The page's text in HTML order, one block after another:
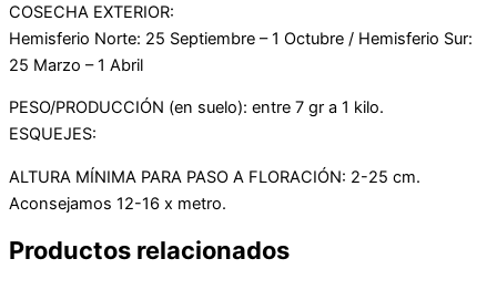
COSECHA EXTERIOR:
Hemisferio Norte: 25 Septiembre – 1 Octubre / Hemisferio Sur:
25 Marzo – 1 Abril
PESO/PRODUCCIÓN (en suelo): entre 7 gr a 1 kilo.
ESQUEJES:
ALTURA MÍNIMA PARA PASO A FLORACIÓN: 2-25 cm.
Aconsejamos 12-16 x metro.
Productos relacionados